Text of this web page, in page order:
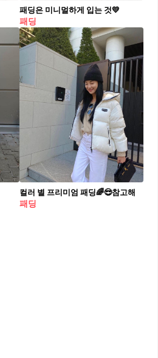
패딩은 미니멀하게 입는 것💛
패딩
컬러 별 프리미엄 패딩🌈😎참고해
패딩